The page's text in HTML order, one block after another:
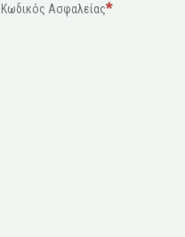
Κωδικός Ασφαλείας